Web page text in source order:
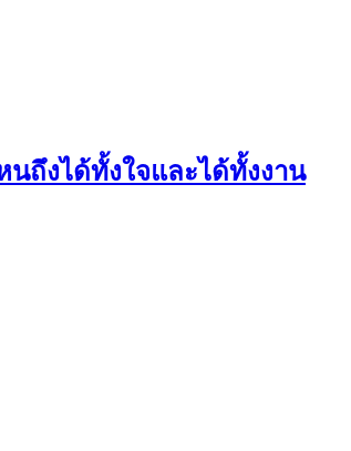
ถึงได้ทั้งใจและได้ทั้งงาน